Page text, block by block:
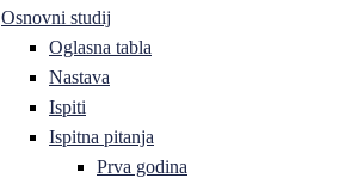
Osnovni studij
Oglasna tabla
Nastava
Ispiti
Ispitna pitanja
Prva godina